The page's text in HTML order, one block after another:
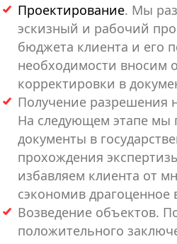
Проектирование. Мы
эскизный и рабочий
бюджета клиента и его
необходимости вносим
корректировки в
Получение разрешения
На следующем этапе мы
документы в
прохождения
избавляем клиента от
сэкономив драгоценное
Возведение объектов.
положительного